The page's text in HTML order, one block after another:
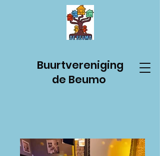
Buurtvereniging
de Beumo